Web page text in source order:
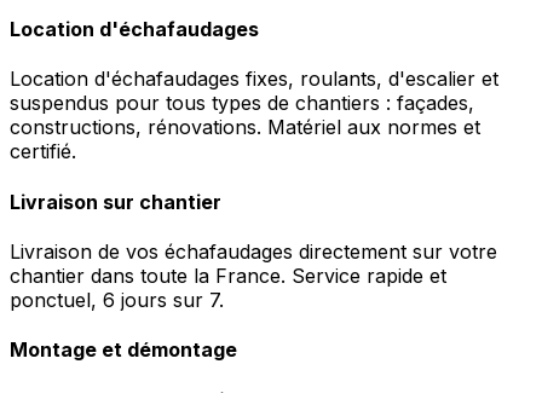
Location d'échafaudages
Location d'échafaudages fixes, roulants, d'escalier et
suspendus pour tous types de chantiers : façades,
constructions, rénovations. Matériel aux normes et
certifié.
Livraison sur chantier
Livraison de vos échafaudages directement sur votre
chantier dans toute la France. Service rapide et
ponctuel, 6 jours sur 7.
Montage et démontage